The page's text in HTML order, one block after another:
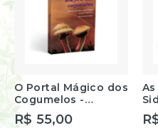
O Portal Mágico dos
Cogumelos -
Shauara David
R$ 55,00